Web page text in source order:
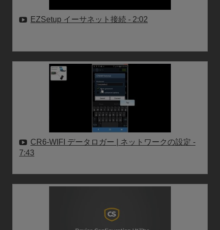
EZSetup イーサネット接続 - 2:02
CR6-WIFI データロガー | ネットワークの設定 -
7:43